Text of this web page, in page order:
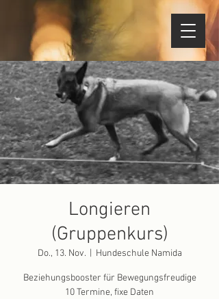
Longieren
(Gruppenkurs)
Do., 13. Nov.
  |
Hundeschule Namida
Beziehungsbooster für Bewegungsfreudige
10 Termine, fixe Daten